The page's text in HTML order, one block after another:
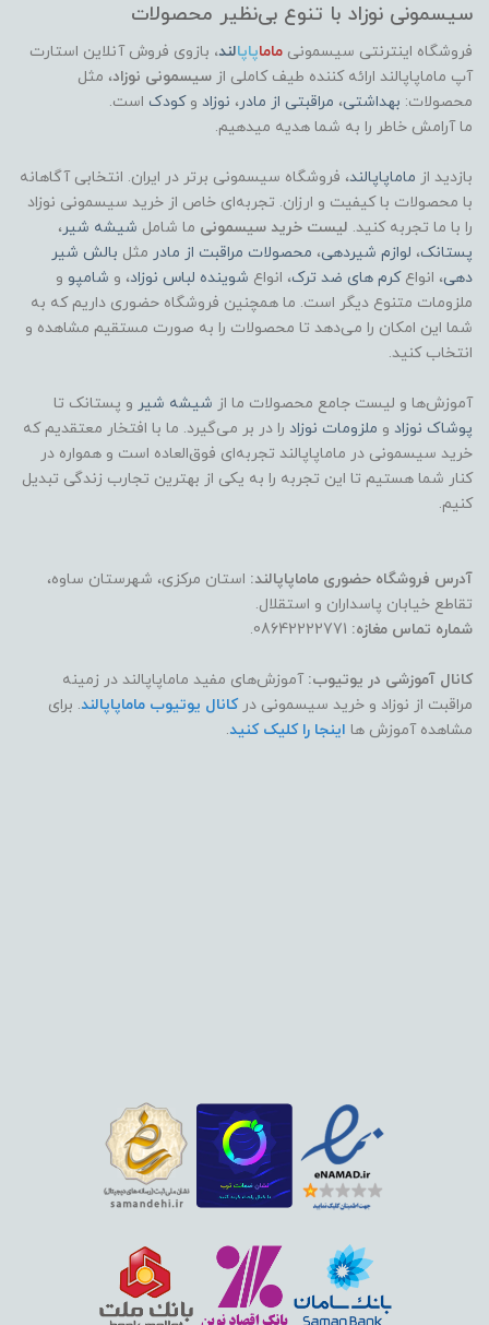
سیسمونی نوزاد با تنوع بی‌نظیر محصولات
فروشگاه اینترنتی سیسمونی ماماپاپالند، بازوی فروش آنلاین استارت
آپ ماماپاپالند ارائه کننده طیف کاملی از سیسمونی نوزاد، مثل
محصولات: بهداشتی، مراقبتی از مادر، نوزاد وکودک است.
ما آرامش خاطر را به شما هدیه میدهیم.
بازدید از ماماپاپالند، فروشگاه سیسمونی برتر در ایران. انتخابی آگاهانه
با محصولات با کیفیت و ارزان. تجربه‌ای خاص از خرید سیسمونی نوزاد
را با ما تجربه کنید. لیست خرید سیسمونی ما شامل شیشه شیر،
پستانک، لوازم شیردهی، محصولات مراقبت از مادر مثل بالش شیر
دهی، انواعکرم های ضد ترک، انواع شوینده لباس نوزاد، و شامپو و
ملزومات متنوع دیگر است. ما همچنین فروشگاه حضوری داریم که به
شما این امکان را می‌دهد تا محصولات را به صورت مستقیم مشاهده و
انتخاب کنید.
آموزش‌ها و لیست جامع محصولات ما از شیشه شیر و پستانک تا
پوشاک نوزاد و ملزومات نوزاد را در بر می‌گیرد. ما با افتخار معتقدیم که
خرید سیسمونی در ماماپاپالند تجربه‌ای فوق‌العاده است و همواره در
کنار شما هستیم تا این تجربه را به یکی از بهترین تجارب زندگی تبدیل
کنیم.
آدرس فروشگاه حضوری ماماپاپالند: استان مرکزی، شهرستان ساوه،
تقاطع خیابان پاسداران و استقلال.
شماره تماس مغازه:
کانال آموزشی در یوتیوب: آموزش‌های مفید ماماپاپالند در زمینه
مراقبت از نوزاد و خرید سیسمونی درکانال یوتیوب ماماپاپالند. برای
مشاهده آموزش ها اینجا را کلیک کنید.